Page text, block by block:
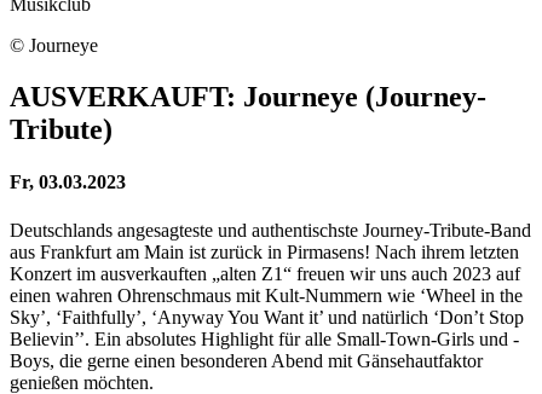
© Journeye
AUSVERKAUFT: Journeye (Journey-
Tribute)
Fr, 03.03.2023
Deutschlands angesagteste und authentischste Journey-Tribute-Band
aus Frankfurt am Main ist zurück in Pirmasens! Nach ihrem letzten
Konzert im ausverkauften „alten Z1“ freuen wir uns auch 2023 auf
einen wahren Ohrenschmaus mit Kult-Nummern wie ‘Wheel in the
Sky’, ‘Faithfully’, ‘Anyway You Want it’ und natürlich ‘Don’t Stop
Believin’’. Ein absolutes Highlight für alle Small-Town-Girls und -
Boys, die gerne einen besonderen Abend mit Gänsehautfaktor
genießen möchten.